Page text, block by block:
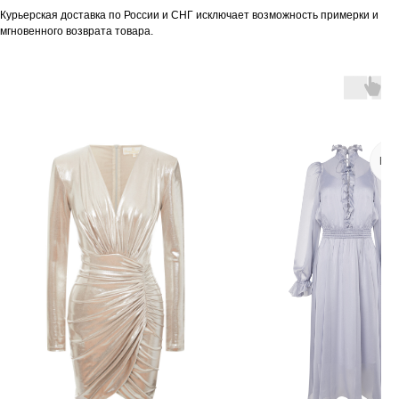
Курьерская доставка по России и СНГ исключает возможность примерки и
мгновенного возврата товара.